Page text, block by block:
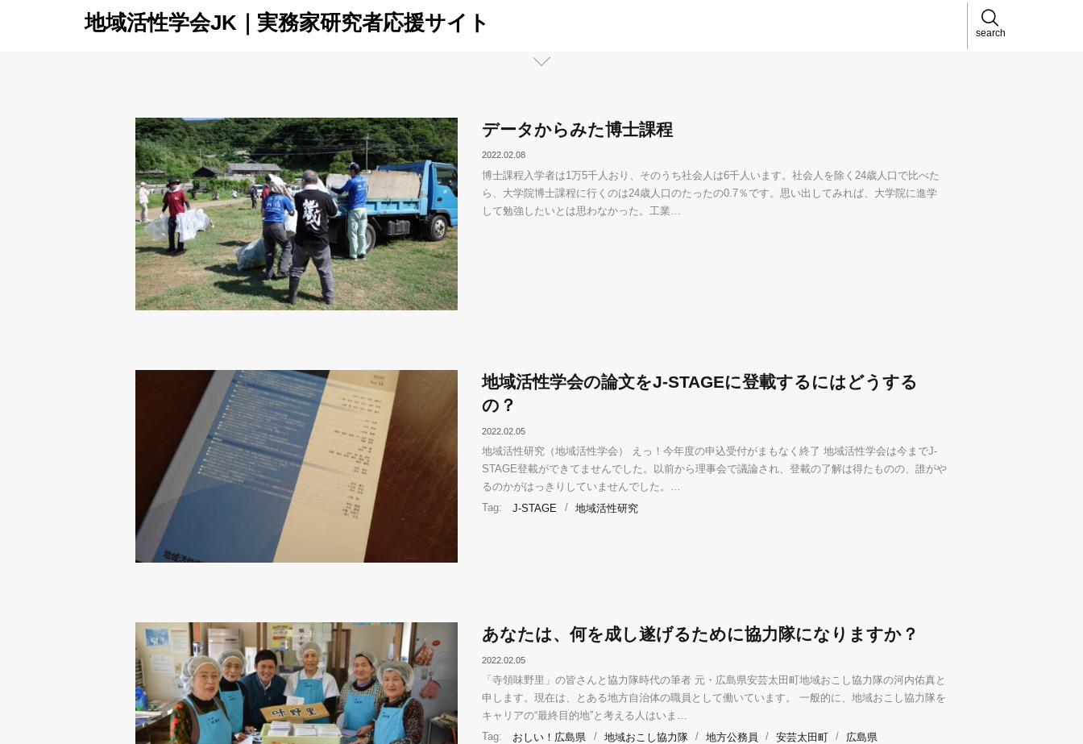
地域活性学会JK｜実務家研究者応援サイト search
データからみた博士課程
2022.02.08
博士課程入学者は1万5千人おり、そのうち社会人は6千人います。社会人を除く24歳人口で比べた
ら、大学院博士課程に行くのは24歳人口のたったの0.7％です。思い出してみれば、大学院に進学
して勉強したいとは思わなかった。工業…
地域活性学会の論文をJ-STAGEに登載するにはどうする
の？
2022.02.05
地域活性研究（地域活性学会） えっ！今年度の申込受付がまもなく終了 地域活性学会は今までJ-
STAGE登載ができてませんでした。以前から理事会で議論され、登載の了解は得たものの、誰がや
るのかがはっきりしていませんでした。…
Tag:
J-STAGE / 地域活性研究
あなたは、何を成し遂げるために協力隊になりますか？
2022.02.05
「寺領味野里」の皆さんと協力隊時代の筆者 元・広島県安芸太田町地域おこし協力隊の河内佑真と
申します。現在は、とある地方自治体の職員として働いています。 一般的に、地域おこし協力隊を
キャリアの“最終目的地”と考える人はいま…
Tag:
おしい！広島県 / 地域おこし協力隊 / 地方公務員 / 安芸太田町 / 広島県